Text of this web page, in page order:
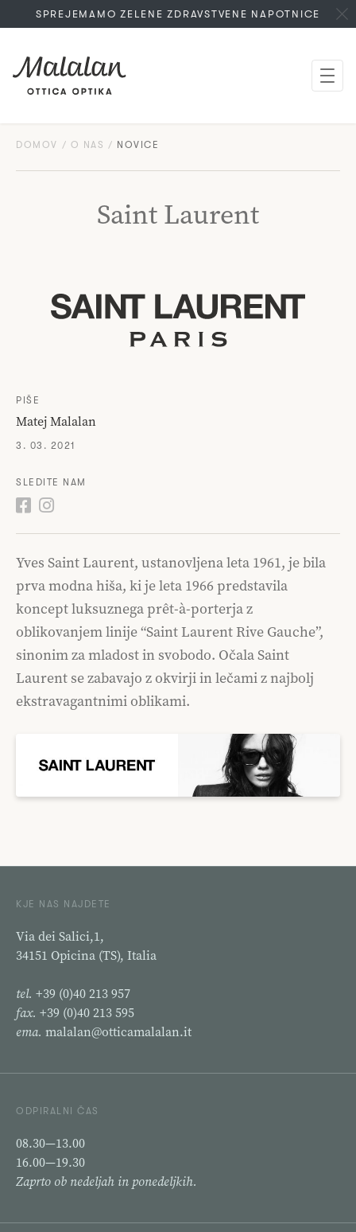
SPREJEMAMO ZELENE ZDRAVSTVENE NAPOTNICE
DOMOV O NAS NOVICE
Saint Laurent
PIŠE
Matej Malalan
3. 03. 2021
SLEDITE NAM
Yves Saint Laurent, ustanovljena leta 1961, je bila
prva modna hiša, ki je leta 1966 predstavila
koncept luksuznega prêt-à-porterja z
oblikovanjem linije “Saint Laurent Rive Gauche”,
sinonim za mladost in svobodo. Očala Saint
Laurent se zabavajo z okvirji in lečami z najbolj
ekstravagantnimi oblikami.
ODPIRALNI ČAS
08.30—13.00
16.00—19.30
Zaprto ob nedeljah in ponedeljkih.
KJE NAS NAJDETE
Via dei Salici,1,
34151 Opicina (TS), Italia
tel. +39 (0)40 213 957
fax. +39 (0)40 213 595
ema. malalan@otticamalalan.it